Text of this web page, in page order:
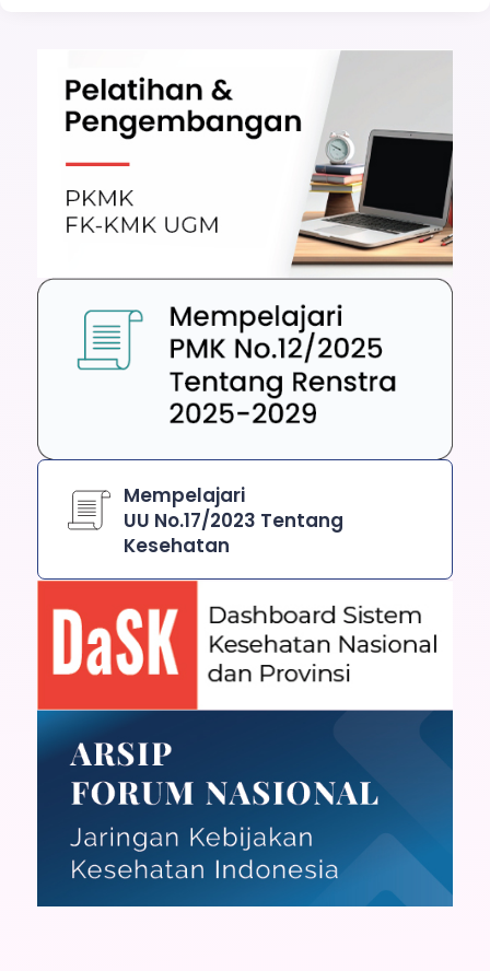
Mempelajari
UU No.17/2023 Tentang
Kesehatan